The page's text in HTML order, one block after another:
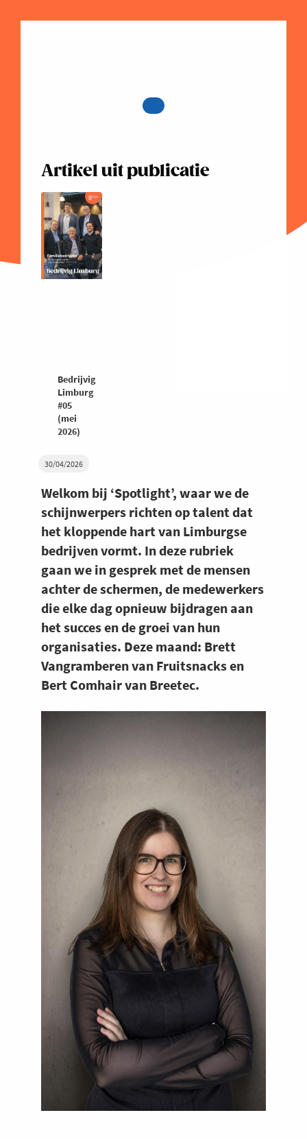
30/04/2026
Welkom bij ‘Spotlight’, waar we de
schijnwerpers richten op talent dat
het kloppende hart van Limburgse
bedrijven vormt. In deze rubriek
gaan we in gesprek met de mensen
achter de schermen, de medewerkers
die elke dag opnieuw bijdragen aan
het succes en de groei van hun
organisaties. Deze maand: Brett
Vangramberen van Fruitsnacks en
Bert Comhair van Breetec.
Artikel uit publicatie
Bedrijvig
Limburg
#05
(mei
2026)